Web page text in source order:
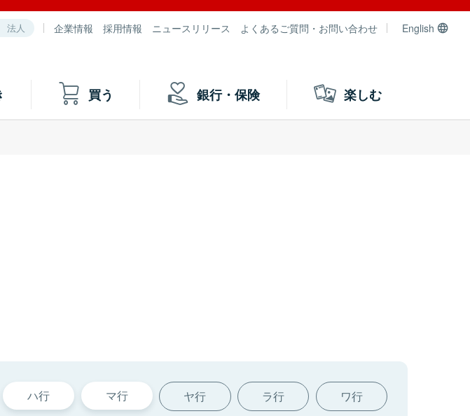
法人 企業情報 採用情報 ニュースリリース よくあるご質問・お問い合わせ English
買う 銀行・保険 楽しむ
ハ行 マ行 ヤ行 ラ行 ワ行